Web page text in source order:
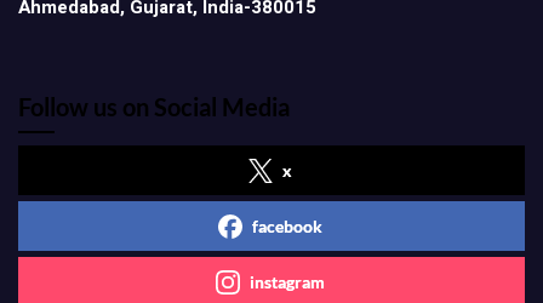
Ahmedabad, Gujarat, India-380015
Follow us on Social Media
x
facebook
instagram